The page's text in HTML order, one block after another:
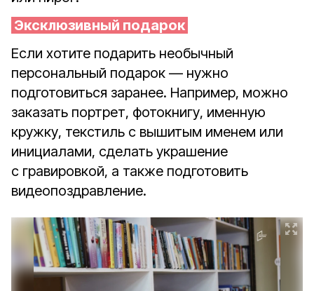
Эксклюзивный подарок
Если хотите подарить необычный
персональный подарок — нужно
подготовиться заранее. Например, можно
заказать портрет, фотокнигу, именную
кружку, текстиль с вышитым именем или
инициалами, сделать украшение
с гравировкой, а также подготовить
видеопоздравление.